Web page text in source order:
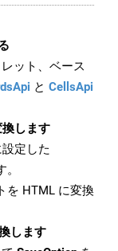
ット、ベース
と CellsApi
します
定した
を HTML に変換
します